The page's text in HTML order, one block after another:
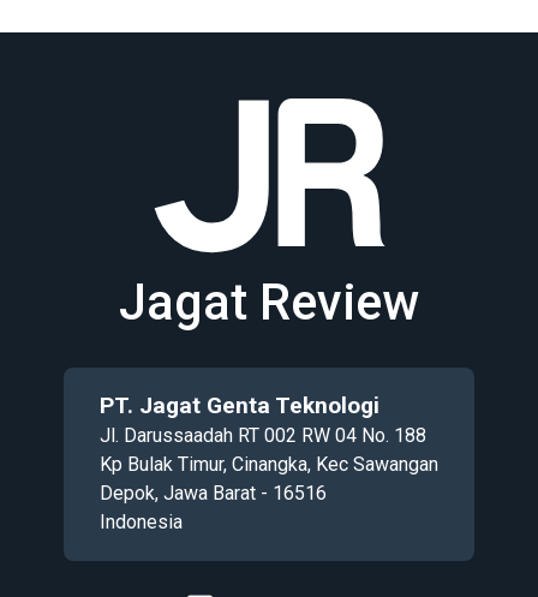
Jagat Review
PT. Jagat Genta Teknologi
Jl. Darussaadah RT 002 RW 04 No. 188
Kp Bulak Timur, Cinangka, Kec Sawangan
Depok, Jawa Barat - 16516
Indonesia